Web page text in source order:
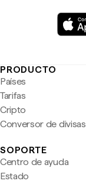
PRODUCTO
Países
Tarifas
Cripto
Conversor de divisas
SOPORTE
Centro de ayuda
Estado